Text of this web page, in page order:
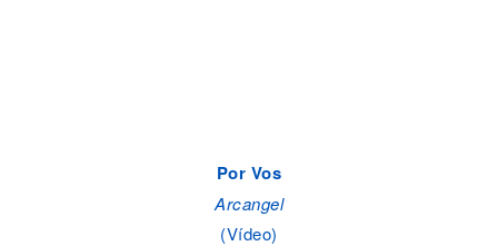
Por Vos
Arcangel
(Vídeo)